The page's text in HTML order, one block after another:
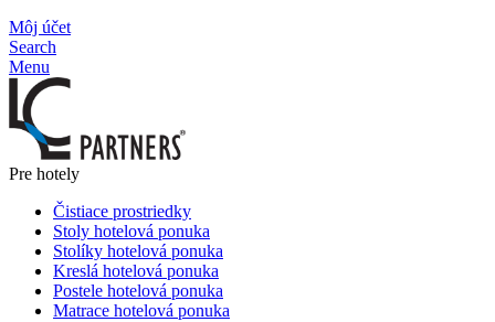
Môj účet
Search
Menu
Pre hotely
Čistiace prostriedky
Stoly hotelová ponuka
Stolíky hotelová ponuka
Kreslá hotelová ponuka
Postele hotelová ponuka
Matrace hotelová ponuka